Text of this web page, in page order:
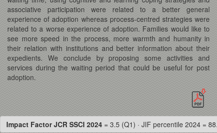
associative participation were related to a better general
experience of adoption whereas process-centred strategies were
related to a worse experience of adoption. Families would like to
see more speed in the process, more warmth and humanity in
their relation with institutions and better information about their
expedients. We conclude by proposing some activities and
services during the waiting period that could be useful for post
adoption.
Impact Factor JCR SSCI 2024 = 3.5 (Q1) · JIF percentile 2024 =